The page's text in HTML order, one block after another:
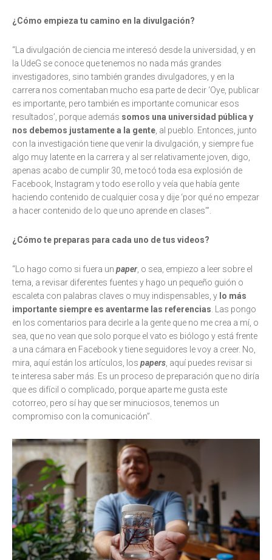
¿Cómo empieza tu camino en la divulgación?
“La divulgación de ciencia me interesó desde la universidad, y en
la UdeG se conoce que tenemos no nada más grandes
investigadores, sino también grandes divulgadores, y en la
carrera nos comentaban mucho esa parte de decir ‘Oye, publicar
es importante, pero también es importante comunicar esos
resultados’, porque además somos una universidad pública y
nos debemos justamente a la gente , al pueblo. Entonces, junto
con la investigación tiene que venir la divulgación, y siempre fue
algo muy latente en la carrera y al ser relativamente joven, digo,
apenas acabo de cumplir 30, me tocó toda esa explosión de
Facebook, Instagram y todo ese rollo y veía que había gente
haciendo contenido de cualquier cosa y dije ‘por qué no empezar
a hacer contenido de lo que uno aprende en clases’”.
¿Cómo te preparas para cada uno de tus videos?
“Lo hago como si fuera un paper, o sea, empiezo a leer sobre el
tema, a revisar diferentes fuentes y hago un pequeño guión o
escaleta con palabras claves o muy indispensables, y lo más
importante siempre es aventarme las referencias . Las pongo
en los comentarios para decirle a la gente que no me crea a mí, o
sea, que no vean que solo porque el vato es biólogo y está frente
a una cámara en Facebook y tiene seguidores le voy a creer. No,
mira, aquí están los artículos, los papers , aquí puedes revisar si
te interesa saber más. Es un proceso de preparación que no diría
que es difícil o complicado, porque aparte me gusta este
cotorreo, pero sí hay que ser minuciosos, tenemos un
compromiso con la comunicación”.